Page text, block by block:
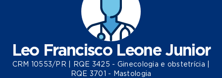
Leo Francisco Leone Junior
CRM 10553/PR | RQE 3425 - Ginecologia e obstetrícia |
RQE 3701 - Mastologia